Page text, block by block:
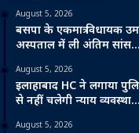
August 5, 2026
बसपा के एकमात्र विधायक
अस्पताल में ली अंतिम सांस…
August 5, 2026
इलाहाबाद HC ने लगाया
से नहीं चलेगी न्याय व्यवस्था…
August 5, 2026